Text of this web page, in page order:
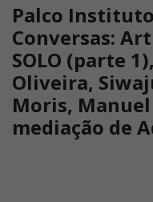
Palco
Conversas:
SOLO (parte
Oliveira,
Moris,
mediação de